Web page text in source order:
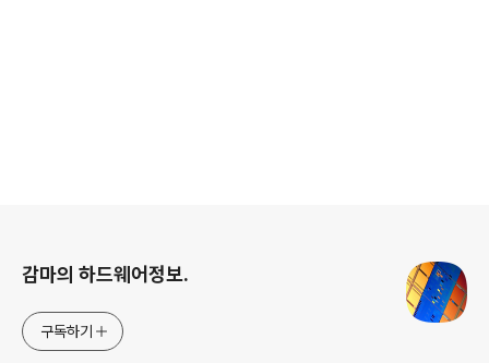
감마의 하드웨어정보.
구독하기